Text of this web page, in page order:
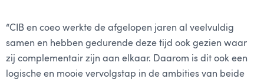
“CIB en coeo werkte de afgelopen jaren al veelvuldig
samen en hebben gedurende deze tijd ook gezien waar
zij complementair zijn aan elkaar. Daarom is dit ook een
logische en mooie vervolgstap in de ambities van beide